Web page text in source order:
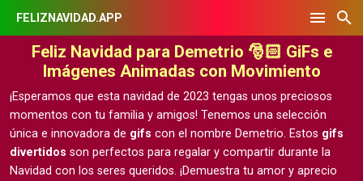
FELIZNAVIDAD.APP
Feliz Navidad para Demetrio 🎅🏻 GiFs e
Imágenes Animadas con Movimiento
¡Esperamos que esta navidad de 2023 tengas unos preciosos
momentos con tu familia y amigos! Tenemos una selección
única e innovadora de gifs con el nombre Demetrio. Estos gifs
divertidos son perfectos para regalar y compartir durante la
Navidad con los seres queridos. ¡Demuestra tu amor y aprecio